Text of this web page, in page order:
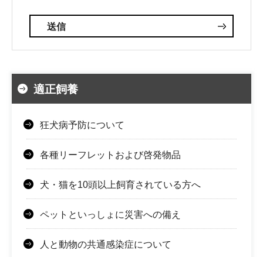
適正飼養
狂犬病予防について
各種リーフレットおよび啓発物品
犬・猫を10頭以上飼育されている方へ
ペットといっしょに災害への備え
人と動物の共通感染症について